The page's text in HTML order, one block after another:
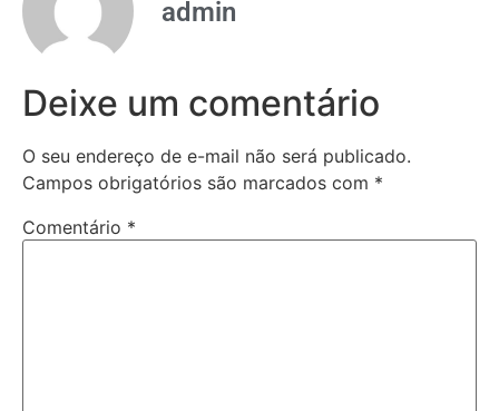
admin
Deixe um comentário
O seu endereço de e-mail não será publicado.
Campos obrigatórios são marcados com *
Comentário *